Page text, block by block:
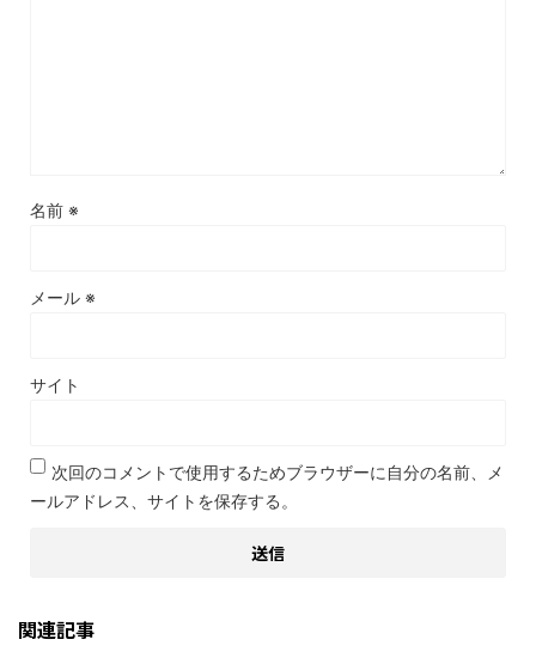
名前 ※
メール ※
サイト
次回のコメントで使用するためブラウザーに自分の名前、メ
ールアドレス、サイトを保存する。
関連記事